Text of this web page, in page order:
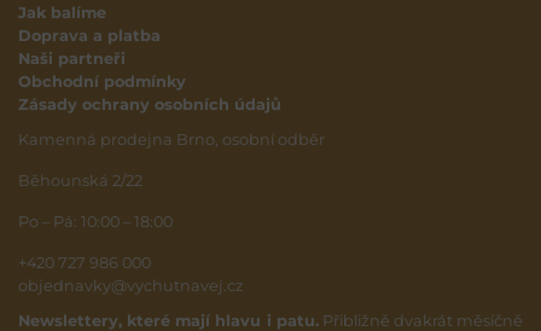
Jak balíme
Doprava a platba
Naši partneři
Obchodní podmínky
Zásady ochrany osobních údajů
Kamenná prodejna Brno, osobní odběr
Běhounská 2/22
Po – Pá: 10:00 – 18:00
+420 727 986 000
objednavky@vychutnavej.cz
Newslettery, které mají hlavu i patu.Přibližně dvakrát měsíčně